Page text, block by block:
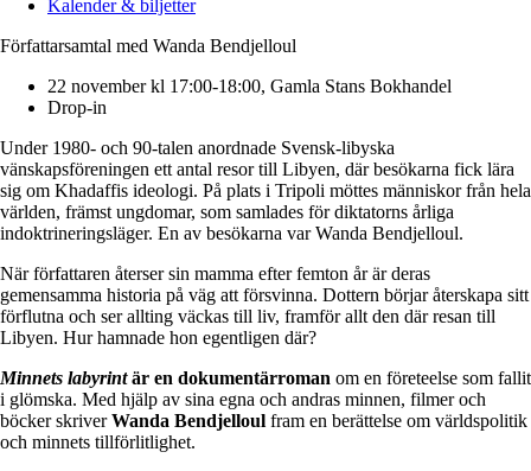
Kalender & biljetter
Författarsamtal med Wanda Bendjelloul
22 november kl 17:00-18:00, Gamla Stans Bokhandel
Drop-in
Under 1980- och 90-talen anordnade Svensk-libyska
vänskapsföreningen ett antal resor till Libyen, där besökarna fick lära
sig om Khadaffis ideologi. På plats i Tripoli möttes människor från hela
världen, främst ungdomar, som samlades för diktatorns årliga
indoktrineringsläger. En av besökarna var Wanda Bendjelloul.
När författaren återser sin mamma efter femton år är deras
gemensamma historia på väg att försvinna. Dottern börjar återskapa sitt
förflutna och ser allting väckas till liv, framför allt den där resan till
Libyen. Hur hamnade hon egentligen där?
Minnets labyrintär en dokumentärroman om en företeelse som fallit
i glömska. Med hjälp av sina egna och andras minnen, filmer och
böcker skriverWanda Bendjelloul fram en berättelse om världspolitik
och minnets tillförlitlighet.